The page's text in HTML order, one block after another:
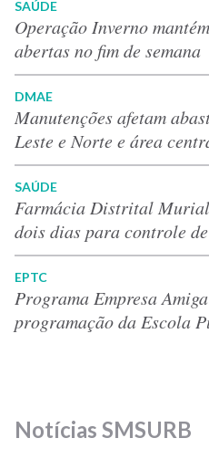
SAÚDE
Operação Inverno
abertas no fim de semana
DMAE
Manutenções afetam
Leste e Norte e área
SAÚDE
Farmácia Distrital
dois dias para controle
EPTC
Programa Empresa
programação da Escola
Notícias SMSURB